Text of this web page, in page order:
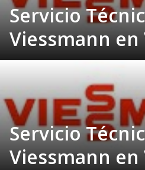
Servicio
Viessmann en
Servicio
Viessmann en